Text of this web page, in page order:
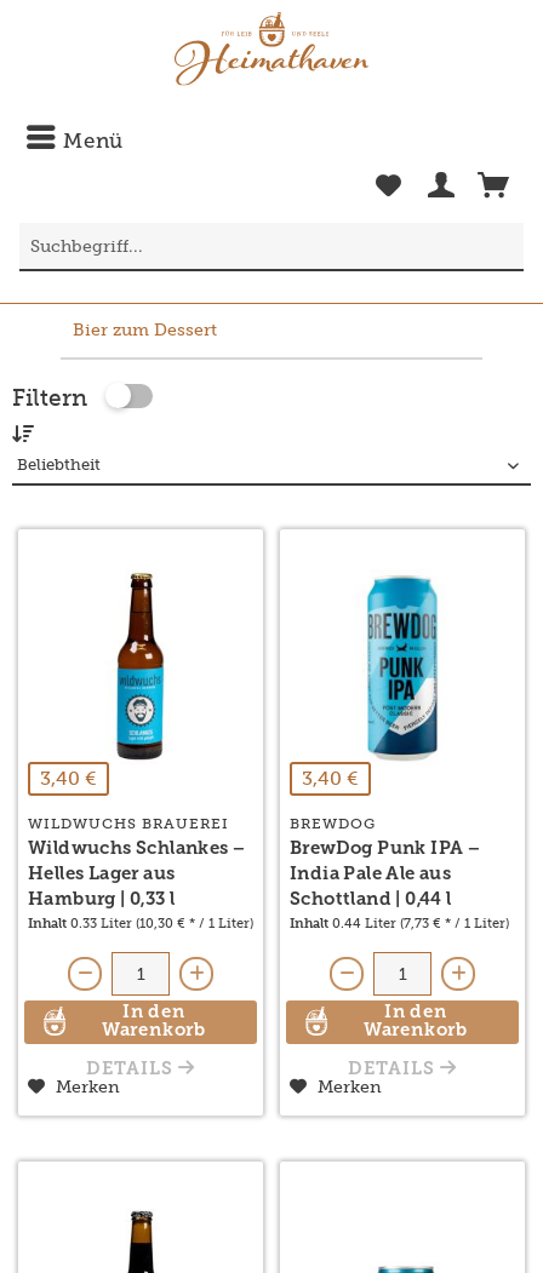
Menü
Bier zum Dessert
Filtern
3,40 €
WILDWUCHS BRAUEREI
Wildwuchs Schlankes –
Helles Lager aus
Hamburg | 0,33 l
Inhalt 0.33 Liter (10,30 € * / 1 Liter)
In den
Warenkorb
DETAILS
Merken
3,40 €
BREWDOG
BrewDog Punk IPA –
India Pale Ale aus
Schottland | 0,44 l
Inhalt 0.44 Liter (7,73 € * / 1 Liter)
In den
Warenkorb
DETAILS
Merken